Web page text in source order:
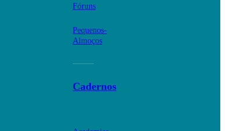
Fóruns
Pequenos-
Almoços
Cadernos